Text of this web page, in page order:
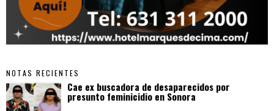
NOTAS RECIENTES
Cae ex buscadora de desaparecidos por
presunto feminicidio en Sonora